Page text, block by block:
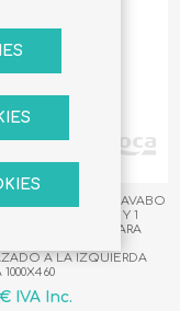
ESPEJO Y LAVABO
GAP 2 CAJONES Y 1
BLANCO BRILLO PARA
A LA IZQUIERDA
IVA Inc.